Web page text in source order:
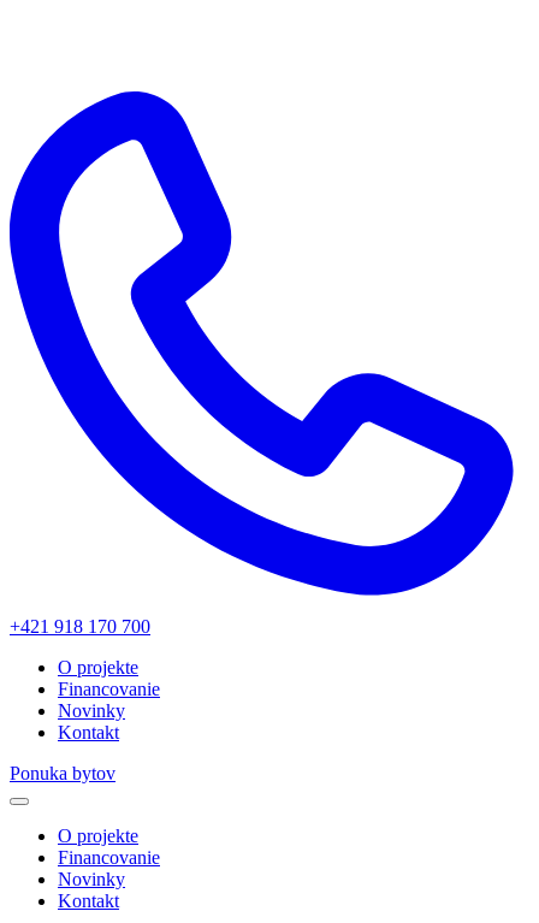
+421 918 170 700
O projekte
Financovanie
Novinky
Kontakt
Ponuka bytov
O projekte
Financovanie
Novinky
Kontakt